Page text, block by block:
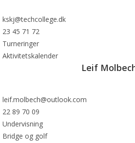
kskj@techcollege.dk
23 45 71 72
Turneringer
Aktivitetskalender
Leif
leif.molbech@outlook.com
22 89 70 09
Undervisning
Bridge og golf